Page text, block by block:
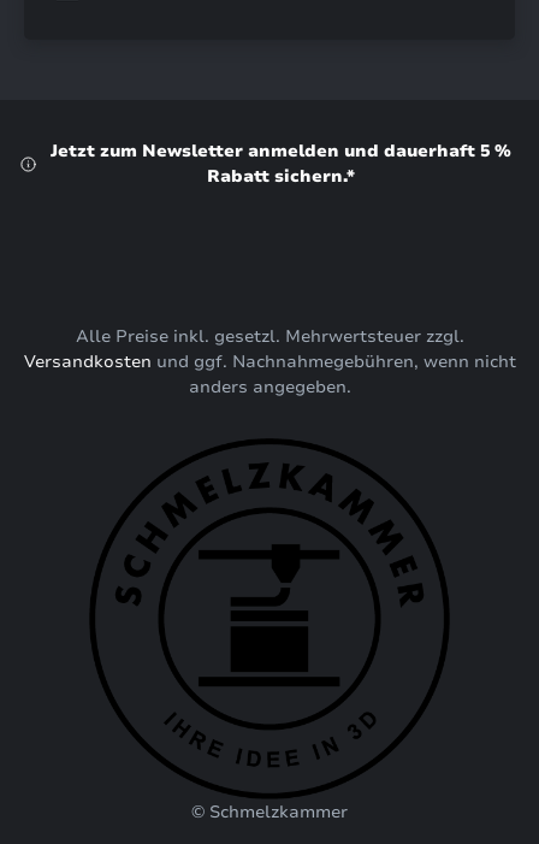
Jetzt zum Newsletter anmelden und dauerhaft 5 %
Rabatt sichern.*
Alle Preise inkl. gesetzl. Mehrwertsteuer zzgl.
Versandkosten und ggf. Nachnahmegebühren, wenn nicht
anders angegeben.
© Schmelzkammer